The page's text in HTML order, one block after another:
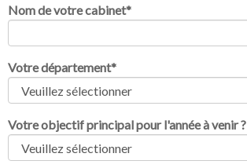
Nom de votre cabinet*
Votre département*
Votre objectif principal pour l'année à venir ?